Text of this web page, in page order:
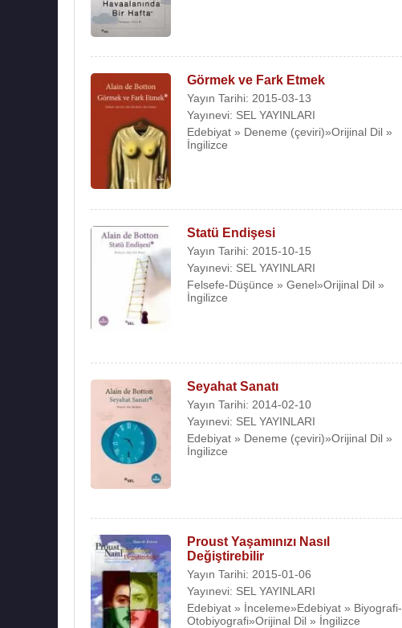
Görmek ve Fark Etmek
Yayın Tarihi: 2015-03-13
Yayınevi: SEL YAYINLARI
Edebiyat » Deneme (çeviri)»Orijinal Dil »
İngilizce
Statü Endişesi
Yayın Tarihi: 2015-10-15
Yayınevi: SEL YAYINLARI
Felsefe-Düşünce » Genel»Orijinal Dil »
İngilizce
Seyahat Sanatı
Yayın Tarihi: 2014-02-10
Yayınevi: SEL YAYINLARI
Edebiyat » Deneme (çeviri)»Orijinal Dil »
İngilizce
Proust Yaşamınızı Nasıl
Değiştirebilir
Yayın Tarihi: 2015-01-06
Yayınevi: SEL YAYINLARI
Edebiyat » İnceleme»Edebiyat » Biyografi-
Otobiyografi»Orijinal Dil » İngilizce